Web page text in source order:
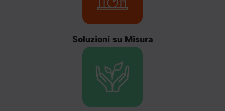
Soluzioni su Misura